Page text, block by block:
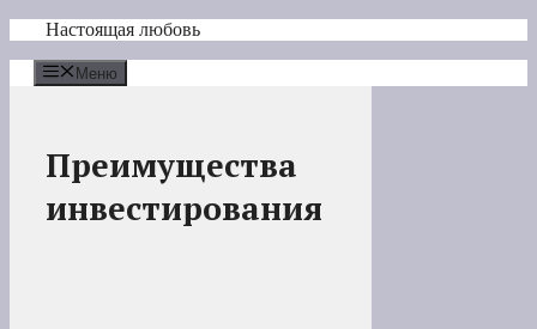
Перейти
содержимому
Настоящая любовь
Меню
Преимущества
инвестирования